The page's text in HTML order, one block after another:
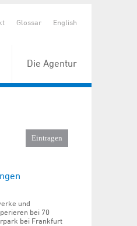
Glossar English
Die Agentur
und
bei 70
bei Frankfurt